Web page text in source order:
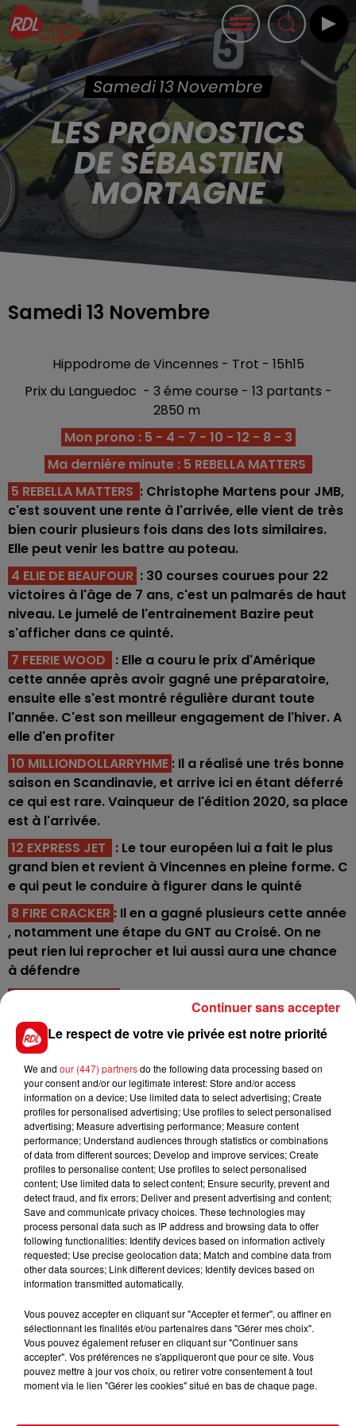
Samedi 13 Novembre
LES PRONOSTICS
DE SÉBASTIEN
MORTAGNE
Samedi 13 Novembre
Hippodrome de Vincennes - Trot - 15h15
Prix du Languedoc - 3 éme course - 13 partants -
2850 m
Mon prono : 5 - 4 - 7 - 10 - 12 - 8 - 3
Ma derniére minute : 5 REBELLA MATTERS
5 REBELLA MATTERS : Christophe Martens pour JMB,
c'est souvent une rente à l'arrivée, elle vient de très
bien courir plusieurs fois dans des lots similaires.
Elle peut venir les battre au poteau.
4 ELIE DE BEAUFOUR : 30 courses courues pour 22
victoires à l'âge de 7 ans, c'est un palmarés de haut
niveau. Le jumelé de l'entrainement Bazire peut
s'afficher dans ce quinté.
7 FEERIE WOOD
: Elle a couru le prix d'Amérique
cette année après avoir gagné une préparatoire,
ensuite elle s'est montré régulière durant toute
l'année. C'est son meilleur engagement de l'hiver. A
elle d'en profiter
10 MILLIONDOLLARRYHME : Il a réalisé une trés bonne
saison en Scandinavie, et arrive ici en étant déferré
ce qui est rare. Vainqueur de l'édition 2020, sa place
est à l'arrivée.
12 EXPRESS JET
: Le tour européen lui a fait le plus
grand bien et revient à Vincennes en pleine forme. C
e qui peut le conduire à figurer dans le quinté
8 FIRE CRACKER : Il en a gagné plusieurs cette année
, notamment une étape du GNT au Croisé. On ne
peut rien lui reprocher et lui aussi aura une chance
à défendre
distance que sur piste plate, il a des chronos
intéressants et ne sera pas à négliger pour la 5 éme
place.
FILS D'ACTUS
15 juillet 2026
BÉTHUNE: ENQUÊTE POUR HOMICIDE
VOLONTAIRE EN COURS, APRÈS LA...
Selon les premiers éléments, le logement servait
à des prostituées
Le respect de votre vie privée est notre priorité
We and our (447) partnersdo the following data processing based on
your consent and/or our legitimate interest: Store and/or access
information on a device; Use limited data to select advertising; Create
profiles for personalised advertising; Use profiles to select personalised
advertising; Measure advertising performance; Measure content
performance; Understand audiences through statistics or combinations
of data from different sources; Develop and improve services; Create
profiles to personalise content; Use profiles to select personalised
content; Use limited data to select content; Ensure security, prevent and
detect fraud, and fix errors; Deliver and present advertising and content;
Save and communicate privacy choices. These technologies may
process personal data such as IP address and browsing data to offer
following functionalities: Identify devices based on information actively
requested; Use precise geolocation data; Match and combine data from
other data sources; Link different devices; Identify devices based on
information transmitted automatically.
Vous pouvez accepter en cliquant sur "Accepter et fermer", ou affiner en
sélectionnant les finalités et/ou partenaires dans "Gérer mes choix".
Vous pouvez également refuser en cliquant sur "Continuer sans
accepter". Vos préférences ne s'appliqueront que pour ce site. Vous
pouvez mettre à jour vos choix, ou retirer votre consentement à tout
moment via le lien "Gérer les cookies" situé en bas de chaque page.
Continuer sans accepter